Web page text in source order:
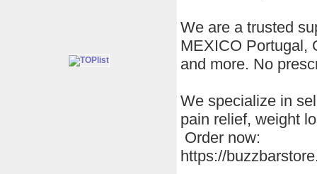
We are a trusted
MEXICO Portugal,
and more. No
We specialize in
pain relief, weight
Order now:
https://